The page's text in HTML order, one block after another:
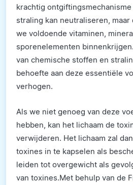
krachtig
straling kan neutraliseren,
we voldoende vitaminen,
sporenelementen
van chemische stoffen en
behoefte aan deze essentiële
verhogen.
Als we niet genoeg van deze
hebben, kan het lichaam de
verwijderen. Het lichaam zal
toxines in te kapselen als
leiden tot overgewicht als
van toxines.Met behulp van de